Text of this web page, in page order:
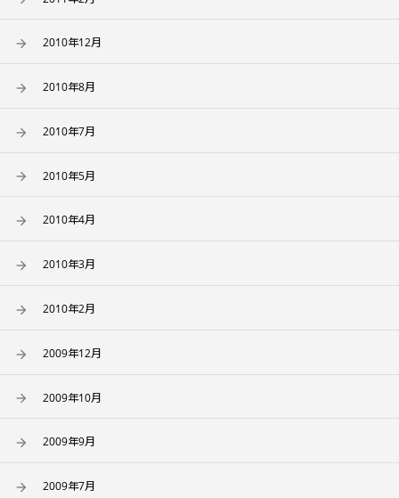
2010年12月
2010年8月
2010年7月
2010年5月
2010年4月
2010年3月
2010年2月
2009年12月
2009年10月
2009年9月
2009年7月